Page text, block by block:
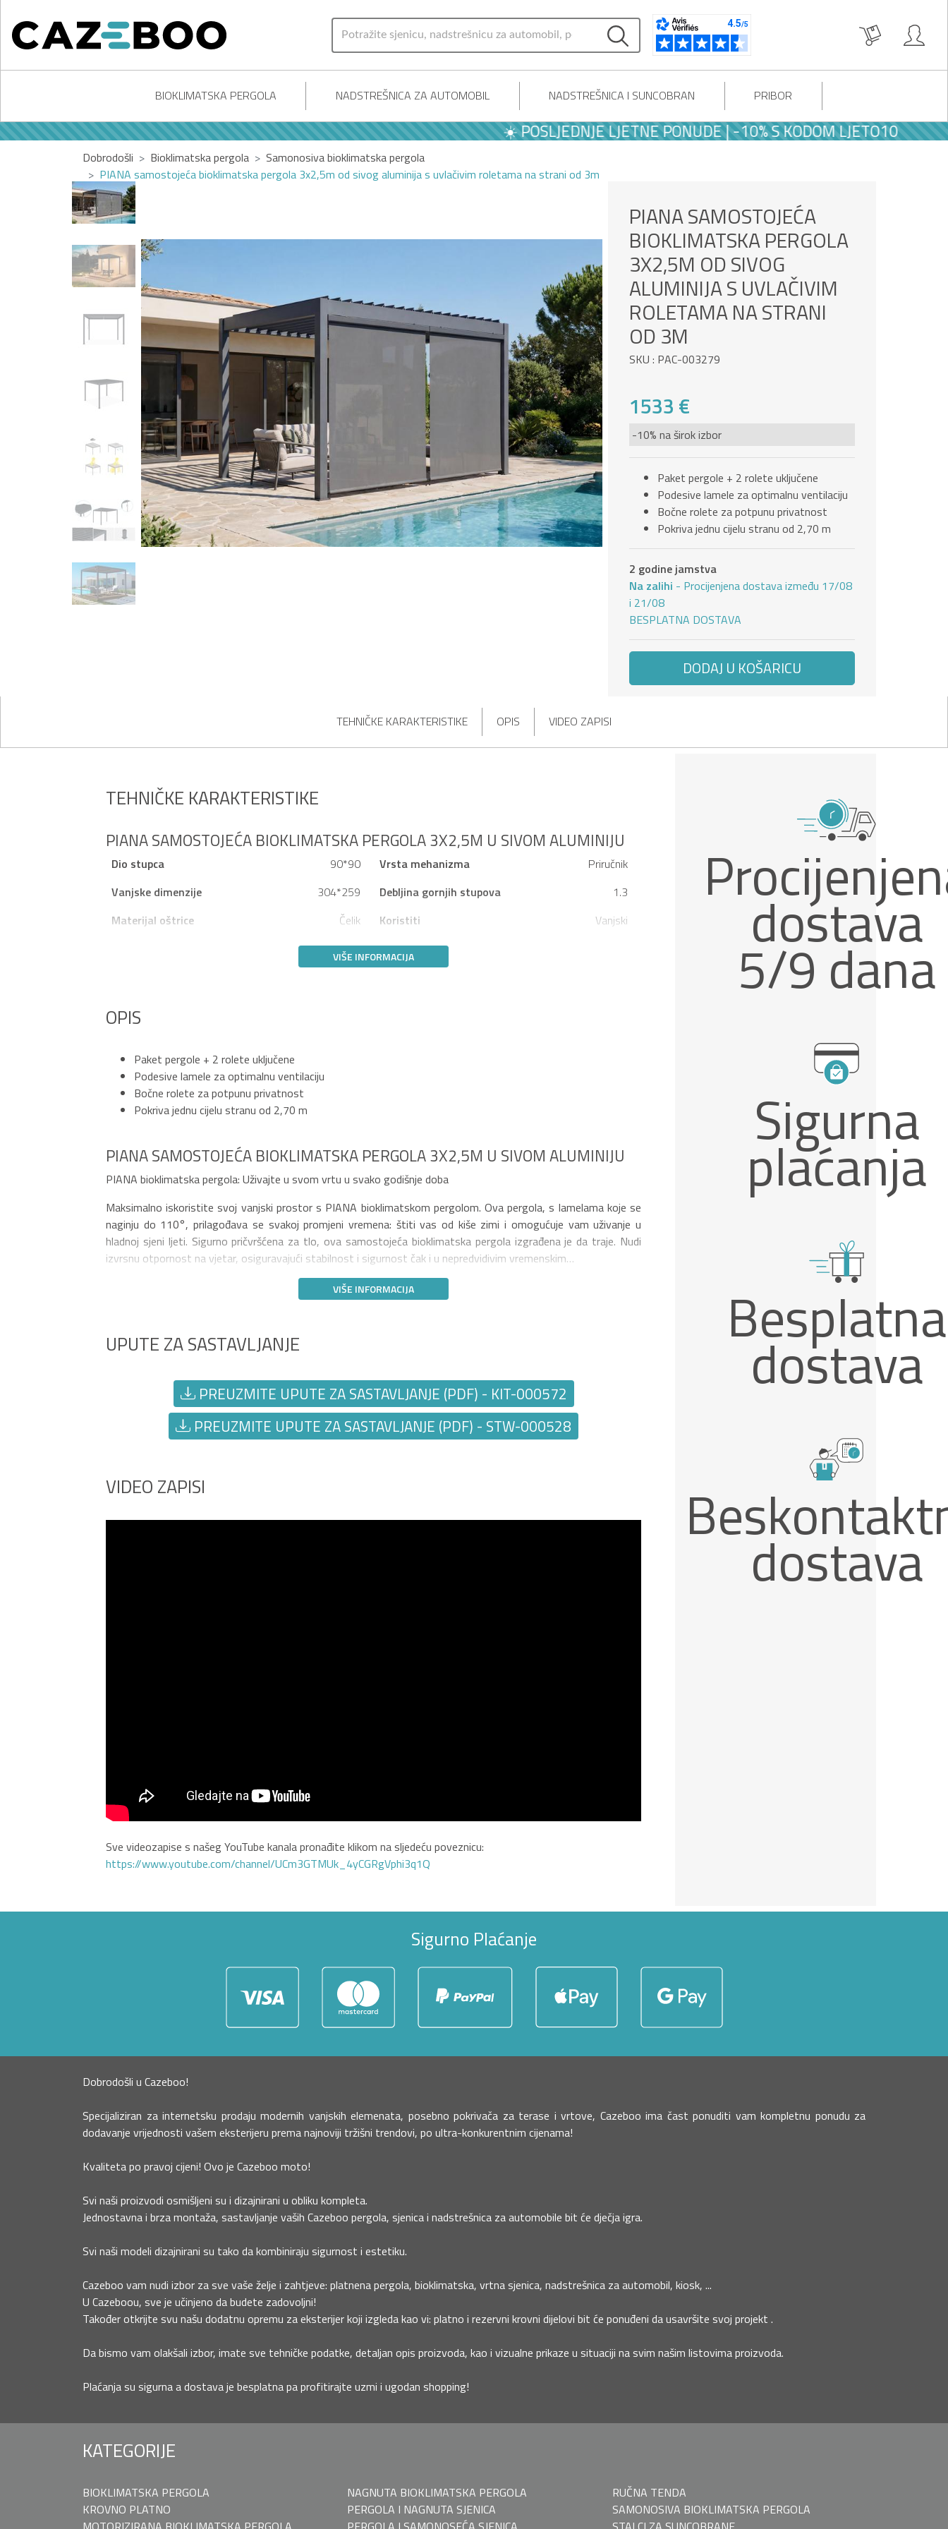
BIOKLIMATSKA PERGOLA NADSTREŠNICA ZA AUTOMOBIL NADSTREŠNICA I SUNCOBRAN PRIBOR
☀️ POSLJEDNJE LJETNE PONUDE | -10% S KODOM LJETO10
Dobrodošli Bioklimatska pergola
Samonosiva bioklimatska pergola
PIANA samostojeća bioklimatska pergola 3x2,5m od sivog aluminija s uvlačivim roletama na strani od 3m
PIANA SAMOSTOJEĆA
BIOKLIMATSKA PERGOLA
3X2,5M OD SIVOG
ALUMINIJA S UVLAČIVIM
ROLETAMA NA STRANI
OD 3M
SKU : PAC-003279
1533 €
-10% na širok izbor
Paket pergole + 2 rolete uključene
Podesive lamele za optimalnu ventilaciju
Bočne rolete za potpunu privatnost
Pokriva jednu cijelu stranu od 2,70 m
2 godine jamstva
Na zalihi - Procijenjena dostava između 17/08
i 21/08
BESPLATNA DOSTAVA
DODAJ U KOŠARICU
TEHNIČKE KARAKTERISTIKE OPIS VIDEO ZAPISI
TEHNIČKE KARAKTERISTIKE
PIANA SAMOSTOJEĆA BIOKLIMATSKA PERGOLA 3X2,5M U SIVOM ALUMINIJU
Dio stupca 90*90 Vrsta mehanizma
Priručnik
Vanjske dimenzije
304*259 Debljina gornjih stupova
1.3
Materijal oštrice
Čelik Koristiti Vanjski
VIŠE INFORMACIJA
OPIS
Paket pergole + 2 rolete uključene
Podesive lamele za optimalnu ventilaciju
Bočne rolete za potpunu privatnost
Pokriva jednu cijelu stranu od 2,70 m
PIANA SAMOSTOJEĆA BIOKLIMATSKA PERGOLA 3X2,5M U SIVOM ALUMINIJU
PIANA bioklimatska pergola: Uživajte u svom vrtu u svako godišnje doba
Maksimalno iskoristite svoj vanjski prostor s PIANA bioklimatskom pergolom. Ova pergola, s lamelama koje se
naginju do 110°, prilagođava se svakoj promjeni vremena: štiti vas od kiše zimi i omogućuje vam uživanje u
hladnoj sjeni ljeti. Sigurno pričvršćena za tlo, ova samostojeća bioklimatska pergola izgrađena je da traje. Nudi
izvrsnu otpornost na vjetar, osiguravajući stabilnost i sigurnost čak i u nepredvidivim vremenskim…
VIŠE INFORMACIJA
UPUTE ZA SASTAVLJANJE
PREUZMITE UPUTE ZA SASTAVLJANJE (PDF) - KIT-000572
PREUZMITE UPUTE ZA SASTAVLJANJE (PDF) - STW-000528
VIDEO ZAPISI
Sve videozapise s našeg YouTube kanala pronađite klikom na sljedeću poveznicu:
https://www.youtube.com/channel/UCm3GTMUk_4yCGRgVphi3q1Q
dostava
5/9 dana
Sigurna
plaćanja
Besplatna
dostava
dostava
Sigurno Plaćanje
Dobrodošli u Cazeboo!
Specijaliziran za internetsku prodaju modernih vanjskih elemenata, posebno pokrivača za terase i vrtove, Cazeboo ima čast ponuditi vam kompletnu ponudu za
dodavanje vrijednosti vašem eksterijeru prema najnoviji tržišni trendovi, po ultra-konkurentnim cijenama!
Kvaliteta po pravoj cijeni! Ovo je Cazeboo moto!
Svi naši proizvodi osmišljeni su i dizajnirani u obliku kompleta.
Jednostavna i brza montaža, sastavljanje vaših Cazeboo pergola, sjenica i nadstrešnica za automobile bit će dječja igra.
Svi naši modeli dizajnirani su tako da kombiniraju sigurnost i estetiku.
Cazeboo vam nudi izbor za sve vaše želje i zahtjeve: platnena pergola, bioklimatska, vrtna sjenica, nadstrešnica za automobil, kiosk, ...
U Cazeboou, sve je učinjeno da budete zadovoljni!
Također otkrijte svu našu dodatnu opremu za eksterijer koji izgleda kao vi: platno i rezervni krovni dijelovi bit će ponuđeni da usavršite svoj projekt .
Da bismo vam olakšali izbor, imate sve tehničke podatke, detaljan opis proizvoda, kao i vizualne prikaze u situaciji na svim našim listovima proizvoda.
Plaćanja su sigurna a dostava je besplatna pa profitirajte uzmi i ugodan shopping!
KATEGORIJE
BIOKLIMATSKA PERGOLA
KROVNO PLATNO
NAGNUTA BIOKLIMATSKA PERGOLA
PERGOLA I NAGNUTA SJENICA
RUČNA TENDA
SAMONOSIVA BIOKLIMATSKA PERGOLA